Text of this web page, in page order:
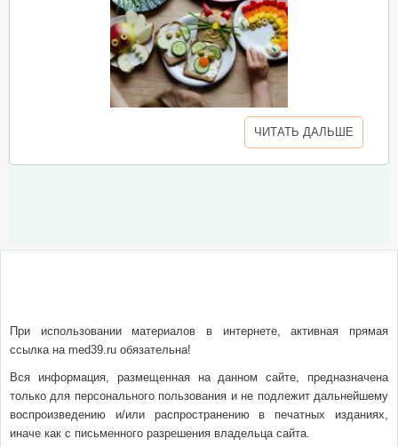
ЧИТАТЬ ДАЛЬШЕ
При использовании материалов в интернете, активная прямая
ссылка на med39.ru обязательна!
Вся информация, размещенная на данном сайте, предназначена
только для персонального пользования и не подлежит дальнейшему
воспроизведению и/или распространению в печатных изданиях,
иначе как с письменного разрешения владельца сайта.